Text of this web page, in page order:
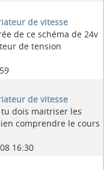
de vitesse
de ce schéma de 24v
de tension
de vitesse
dois maitriser les
comprendre le cours
16:30